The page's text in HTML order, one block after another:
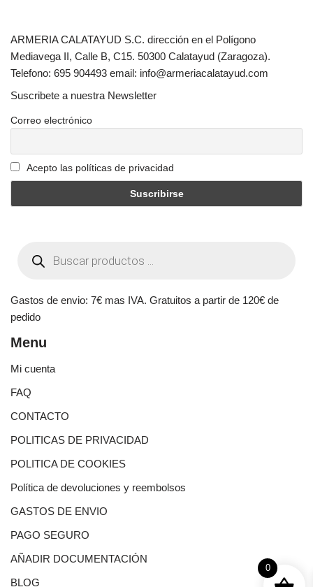
ARMERIA CALATAYUD S.C. dirección en el Polígono
Mediavega II, Calle B, C15. 50300 Calatayud (Zaragoza).
Telefono: 695 904493 email: info@armeriacalatayud.com
Suscribete a nuestra Newsletter
Correo electrónico
Acepto las políticas de privacidad
Gastos de envio: 7€ mas IVA. Gratuitos a partir de 120€ de
pedido
Menu
Mi cuenta
FAQ
CONTACTO
POLITICAS DE PRIVACIDAD
POLITICA DE COOKIES
Política de devoluciones y reembolsos
GASTOS DE ENVIO
PAGO SEGURO
AÑADIR DOCUMENTACIÓN
BLOG
0